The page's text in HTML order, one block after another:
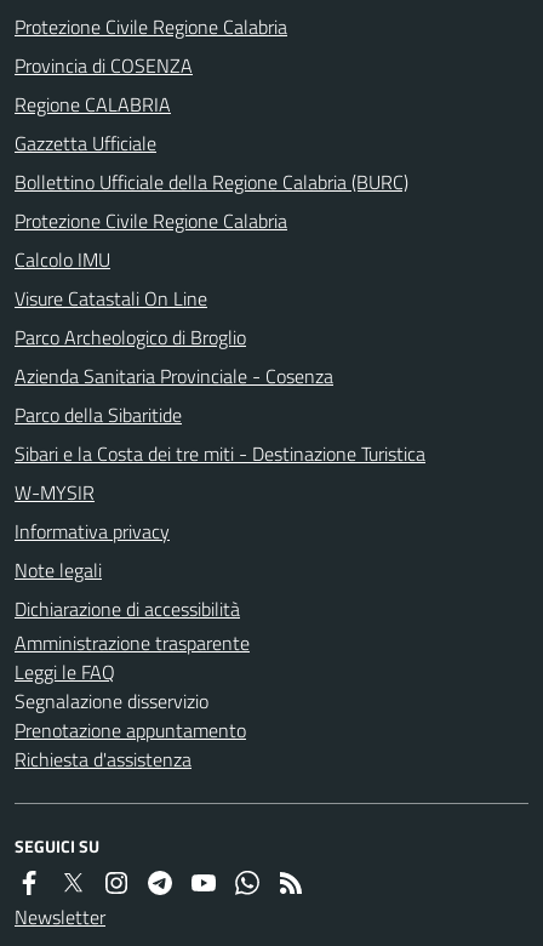
Protezione Civile Regione Calabria
Provincia di COSENZA
Regione CALABRIA
Gazzetta Ufficiale
Bollettino Ufficiale della Regione Calabria (BURC)
Protezione Civile Regione Calabria
Calcolo IMU
Visure Catastali On Line
Parco Archeologico di Broglio
Azienda Sanitaria Provinciale - Cosenza
Parco della Sibaritide
Sibari e la Costa dei tre miti - Destinazione Turistica
W-MYSIR
Informativa privacy
Note legali
Dichiarazione di accessibilità
Amministrazione trasparente
Leggi le FAQ
Segnalazione disservizio
Prenotazione appuntamento
Richiesta d'assistenza
SEGUICI SU
Newsletter